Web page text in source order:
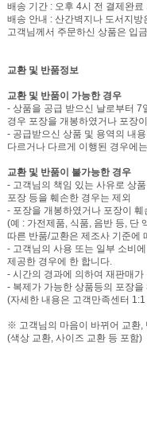
배송 기간 : 오후 4시 전 결제완료
배송 안내 : 산간벽지나 도서지
고객님께서 주문하신 상품은 입
교환 및 반품정보
교환 및 반품이 가능한 경우
- 상품을 공급 받으신 날로부터 7
경우 포장을 개봉하였거나 포장
- 공급받으신 상품 및 용역의 내
다르거나 다르게 이행된 경우에
교환 및 반품이 불가능한 경우
- 고객님의 책임 있는 사유로 상
포장 등을 훼손한 경우는 제외
- 포장을 개봉하였거나 포장이
(예 : 가전제품, 식품, 음반 등, 단
따른 반품/교환은 제조사 기준에
- 고객님의 사용 또는 일부 소비
제공한 경우에 한 합니다.
- 시간의 경과에 의하여 재판매
- 복제가 가능한 상품등의 포장을
(자세한 내용은 고객만족센터
※ 고객님의 마음이 바뀌어 교환,
(색상 교환, 사이즈 교환 등 포함)